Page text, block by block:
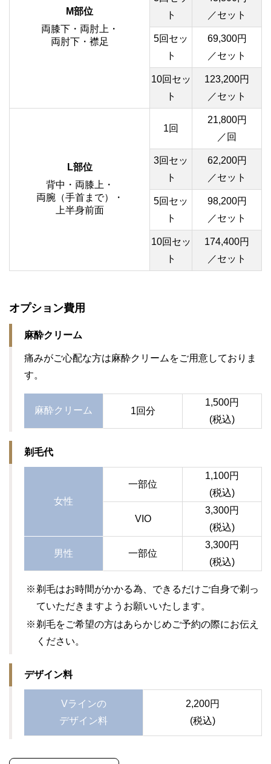
M部位
両膝下・両肘上・
両肘下・襟足
ト
／セット
5回セッ
ト
69,300円
／セット
10回セッ
ト
123,200円
／セット
L部位
背中・両膝上・
両腕（手首まで）・
上半身前面
1回
21,800円
／回
3回セッ
ト
62,200円
／セット
5回セッ
ト
98,200円
／セット
10回セッ
ト
174,400円
／セット
オプション費用
麻酔クリーム
痛みがご心配な方は麻酔クリームをご用意しておりま
す。
麻酔クリーム 1回分
1,500円
(税込)
剃毛代
女性
一部位
1,100円
(税込)
VIO
3,300円
(税込)
男性 一部位
3,300円
(税込)
剃毛はお時間がかかる為、できるだけご自身で剃っ
ていただきますようお願いいたします。
剃毛をご希望の方はあらかじめご予約の際にお伝え
ください。
デザイン料
Vラインの
デザイン料
2,200円
(税込)